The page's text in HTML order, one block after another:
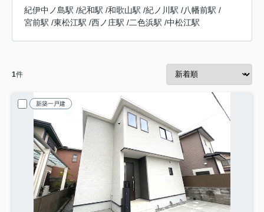
紀伊中ノ島駅 /紀和駅 /和歌山駅 /紀ノ川駅 /八幡前駅 /
宮前駅 /東松江駅 /西ノ庄駅 /二色浜駅 /中松江駅
1件
新築一戸建